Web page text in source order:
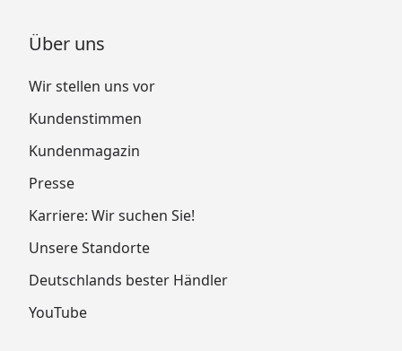
Über uns
Wir stellen uns vor
Kundenstimmen
Kundenmagazin
Presse
Karriere: Wir suchen Sie!
Unsere Standorte
Deutschlands bester Händler
YouTube